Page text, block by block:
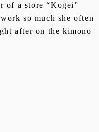
of a store “Kogei”
so much she often
after on the kimono